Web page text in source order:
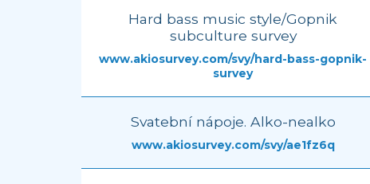
Hard bass music style/Gopnik
subculture survey
www.akiosurvey.com/svy/hard-bass-gopnik-
survey
Svatební nápoje. Alko-nealko
www.akiosurvey.com/svy/ae1fz6q